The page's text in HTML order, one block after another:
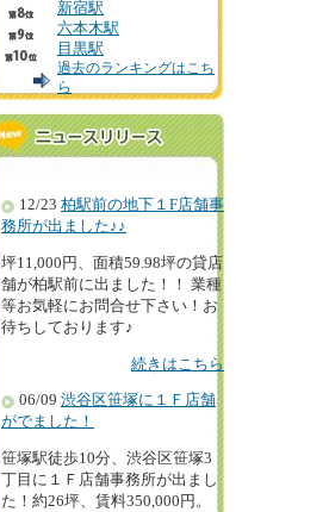
新宿駅
六本木駅
目黒駅
過去のランキングはこち
ら
12/23 柏駅前の地下１F店舗事
務所が出ました♪♪
坪11,000円、面積59.98坪の貸店
舗が柏駅前に出ました！！ 業種
等お気軽にお問合せ下さい！お
待ちしております♪
続きはこちら
06/09 渋谷区笹塚に１Ｆ店舗
がでました！
笹塚駅徒歩10分、渋谷区笹塚3
丁目に１Ｆ店舗事務所が出まし
た！約26坪、賃料350,000円。